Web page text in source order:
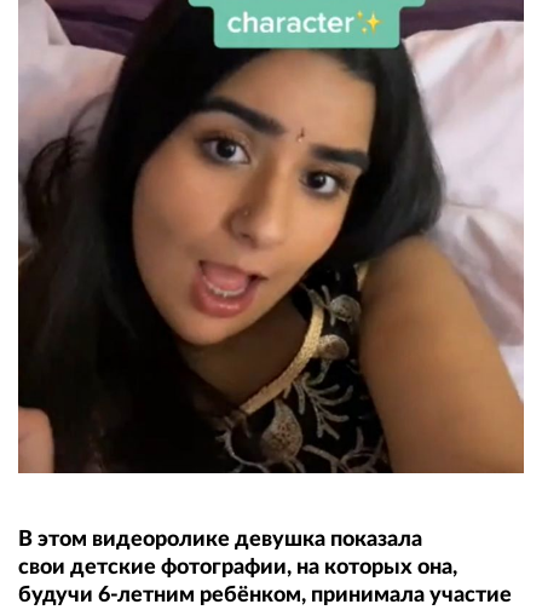
В этом видеоролике девушка показала
свои детские фотографии, на которых она,
будучи 6-летним ребёнком, принимала участие